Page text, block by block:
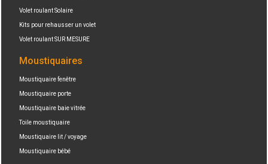
Volet roulant Solaire
Kits pour rehausser un volet
Volet roulant SUR MESURE
Moustiquaires
Moustiquaire fenêtre
Moustiquaire porte
Moustiquaire baie vitrée
Toile moustiquaire
Moustiquaire lit / voyage
Moustiquaire bébé